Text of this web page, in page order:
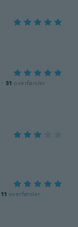
· 31 overførsler
11 overførsler